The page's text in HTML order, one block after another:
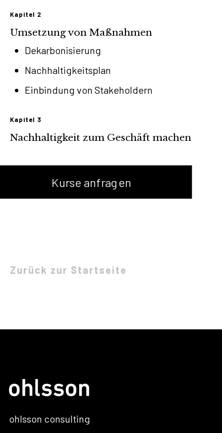
Kapitel 2
Umsetzung von Maßnahmen
Dekarbonisierung
Nachhaltigkeitsplan
Einbindung von Stakeholdern
Kapitel 3
Nachhaltigkeit zum Geschäft machen
Kurse anfragen
Zurück zur Startseite
ohlsson consulting